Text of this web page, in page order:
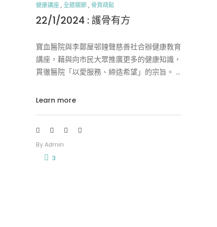
健康講座,全膝關節, 骨質疏鬆
22/1/2024 : 護骨有方
寶血醫院與李鄭屋邨鐘聲慈善社合辦健康教育
講座，藉與向市民大眾推廣更多的健康知識，
貫徹醫院「以愛服務、締造希望」的宗旨。
Learn more
ByAdmin
3